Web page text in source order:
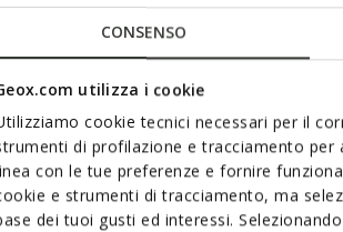
CONSENSO
utilizza i cookie
cookie tecnici necessari per il
di profilazione e tracciamento per
con le tue preferenze e fornire
e strumenti di tracciamento, ma
dei tuoi gusti ed interessi.